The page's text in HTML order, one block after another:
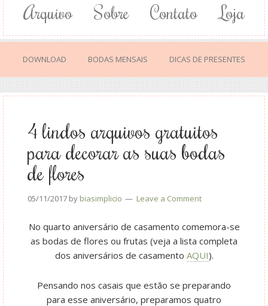
Arquivo Sobre Contato Loja
DOWNLOAD BODAS MENSAIS DICAS DE PRESENTES
4 lindos arquivos gratuitos
para decorar as suas bodas
de flores
05/11/2017 by biasimplicio Leave a Comment
No quarto aniversário de casamento comemora-se
as bodas de flores ou frutas (veja a lista completa
dos aniversários de casamento AQUI).
Pensando nos casais que estão se preparando
para esse aniversário, preparamos quatro